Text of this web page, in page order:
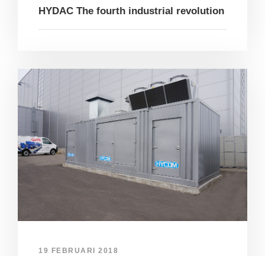
HYDAC The fourth industrial revolution
19 FEBRUARI 2018